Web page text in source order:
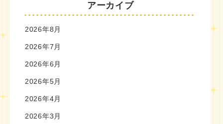
アーカイブ
2026年8月
2026年7月
2026年6月
2026年5月
2026年4月
2026年3月